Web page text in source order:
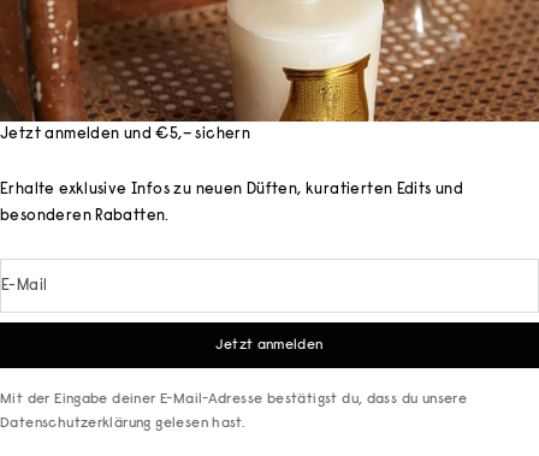
Jetzt anmelden und €5,– sichern
Erhalte exklusive Infos zu neuen Düften, kuratierten Edits und
besonderen Rabatten.
E-Mail
Jetzt anmelden
Mit der Eingabe deiner E-Mail-Adresse bestätigst du, dass du unsere
Datenschutzerklärung gelesen hast.